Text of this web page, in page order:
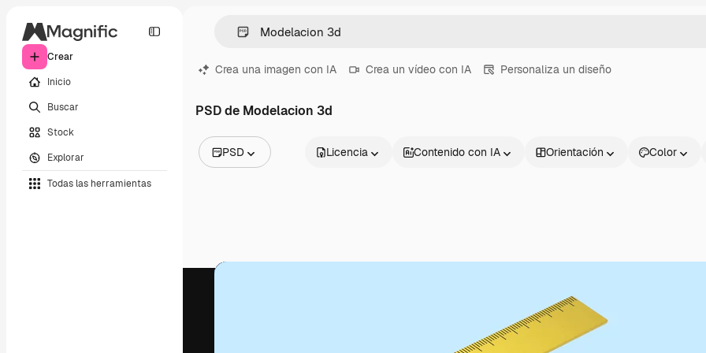
Crear
Inicio
Buscar
Stock
Explorar
Todas las herramientas
Crea una imagen con IA Crea un vídeo con IA Personaliza un diseño
PSD de Modelacion 3d
PSD
Vídeos
Licencia Contenido con IA Orientación Color
Productos